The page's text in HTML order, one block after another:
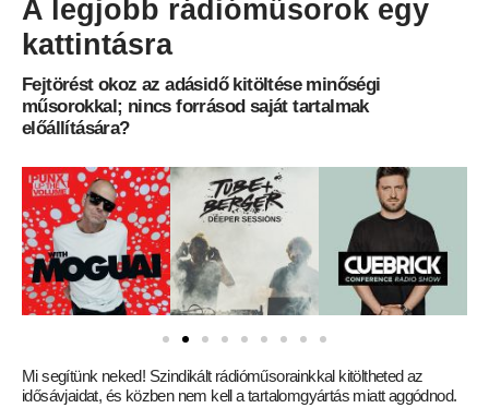
A legjobb rádióműsorok egy
kattintásra
Fejtörést okoz az adásidő kitöltése minőségi
műsorokkal; nincs forrásod saját tartalmak
előállítására?
Mi segítünk neked! Szindikált rádióműsorainkkal kitöltheted az
idősávjaidat, és közben nem kell a tartalomgyártás miatt aggódnod.